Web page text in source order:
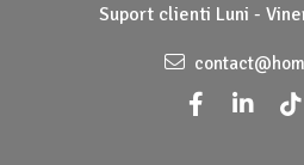
Suport clienti Luni -